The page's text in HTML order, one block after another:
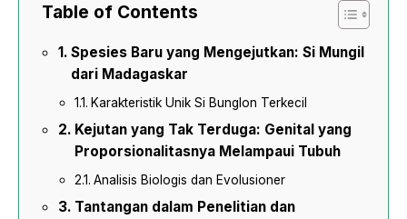
Table of Contents
Spesies Baru yang Mengejutkan: Si Mungil
dari Madagaskar
Karakteristik Unik Si Bunglon Terkecil
Kejutan yang Tak Terduga: Genital yang
Proporsionalitasnya Melampaui Tubuh
Analisis Biologis dan Evolusioner
Tantangan dalam Penelitian dan